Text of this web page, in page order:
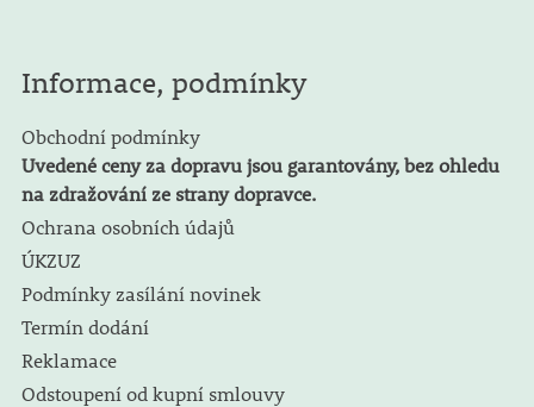
Informace, podmínky
Obchodní podmínky
Uvedené ceny za dopravu jsou garantovány, bez ohledu
na zdražování ze strany dopravce.
Ochrana osobních údajů
ÚKZUZ
Podmínky zasílání novinek
Termín dodání
Reklamace
Odstoupení od kupní smlouvy